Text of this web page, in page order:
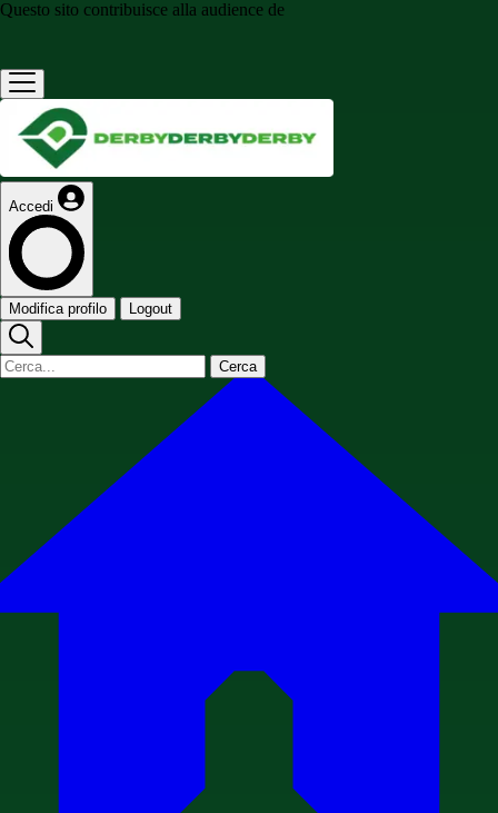
Questo sito contribuisce alla audience de
Accedi
Modifica profilo Logout
Cerca